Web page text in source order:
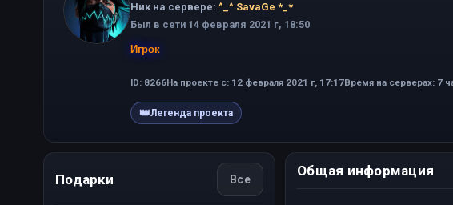
Ник на сервере: ^_^ SavaGe *_*
Был в сети 14 февраля 2021 г, 18:50
Игрок
ID: 8266На проекте с: 12 февраля 2021 г, 17:17Время на серверах: 7
👑Легенда проекта
Подарки Все
Общая информация